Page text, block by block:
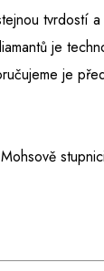
tvrdostí
je
je